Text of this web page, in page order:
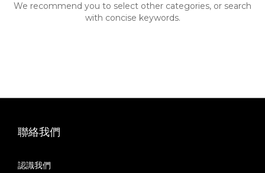
We recommend you to select other categories, or search
with concise keywords.
聯絡我們
認識我們